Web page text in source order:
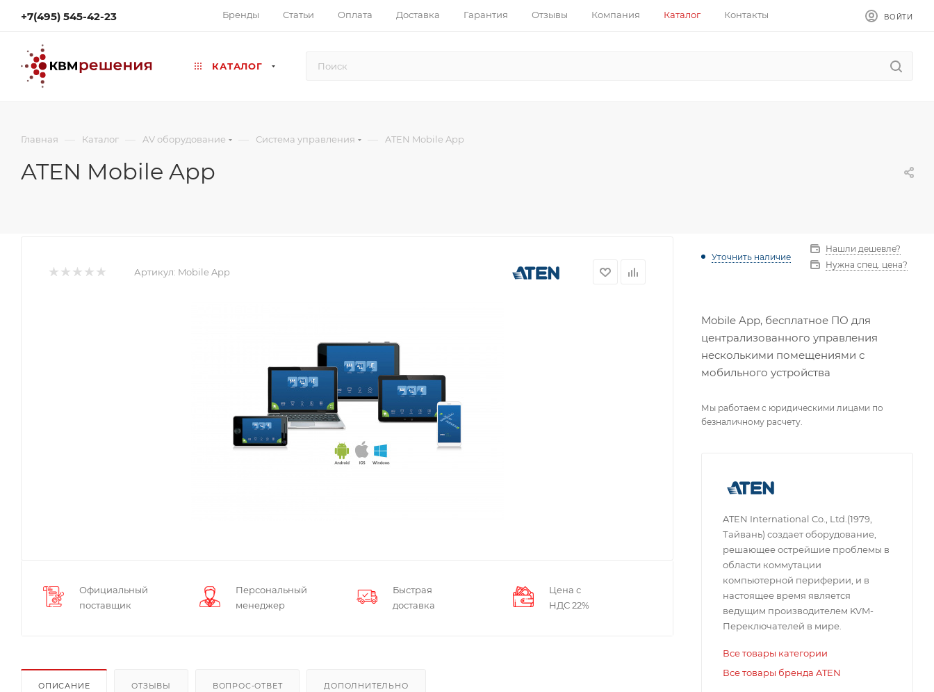
+7(495) 545-42-23 Бренды Статьи Оплата Доставка Гарантия Отзывы Компания Каталог Контакты ВОЙТИ
КАТАЛОГ
Главная — Каталог — AV оборудование — Система управления — ATEN Mobile App
ATEN Mobile App
Артикул: Mobile App
Официальный
поставщик
Персональный
менеджер
Быстрая
доставка
Цена с
НДС 22%
ОПИСАНИЕ ОТЗЫВЫ ВОПРОС-ОТВЕТ ДОПОЛНИТЕЛЬНО
Уточнить наличие
Нашли дешевле?
Нужна спец. цена?
Mobile App, бесплатное ПО для
централизованного управления
несколькими помещениями с
мобильного устройства
Мы работаем с юридическими лицами по
безналичному расчету.
ATEN International Co., Ltd.(1979,
Тайвань) создает оборудование,
решающее острейшие проблемы в
области коммутации
компьютерной периферии, и в
настоящее время является
ведущим производителем KVM-
Переключателей в мире.
Все товары категории
Все товары бренда ATEN